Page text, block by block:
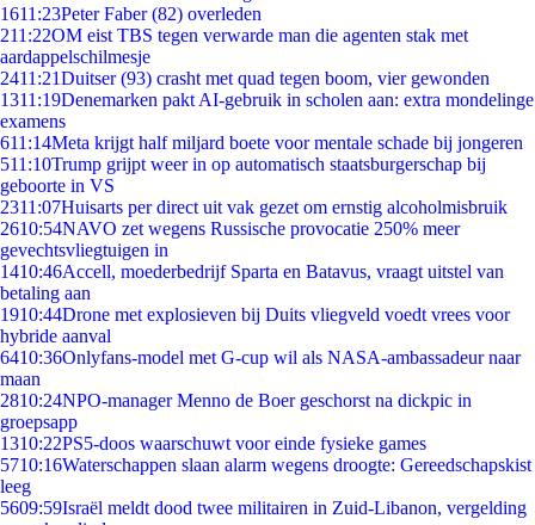
1611:23Peter Faber (82) overleden
211:22OM eist TBS tegen verwarde man die agenten stak met
aardappelschilmesje
2411:21Duitser (93) crasht met quad tegen boom, vier gewonden
1311:19Denemarken pakt AI-gebruik in scholen aan: extra mondelinge
examens
611:14Meta krijgt half miljard boete voor mentale schade bij jongeren
511:10Trump grijpt weer in op automatisch staatsburgerschap bij
geboorte in VS
2311:07Huisarts per direct uit vak gezet om ernstig alcoholmisbruik
2610:54NAVO zet wegens Russische provocatie 250% meer
gevechtsvliegtuigen in
1410:46Accell, moederbedrijf Sparta en Batavus, vraagt uitstel van
betaling aan
1910:44Drone met explosieven bij Duits vliegveld voedt vrees voor
hybride aanval
6410:36Onlyfans-model met G-cup wil als NASA-ambassadeur naar
maan
2810:24NPO-manager Menno de Boer geschorst na dickpic in
groepsapp
1310:22PS5-doos waarschuwt voor einde fysieke games
5710:16Waterschappen slaan alarm wegens droogte: Gereedschapskist
leeg
5609:59Israël meldt dood twee militairen in Zuid-Libanon, vergelding